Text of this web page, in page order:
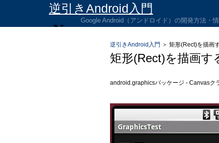
逆引きAndroid入門
Google Android（アンドロイド）の開発方法・
逆引きAndroid入門 ＞ 矩形(Rect)を描画
矩形(Rect)を描画す
android.graphicsパッケージ - Canvasク